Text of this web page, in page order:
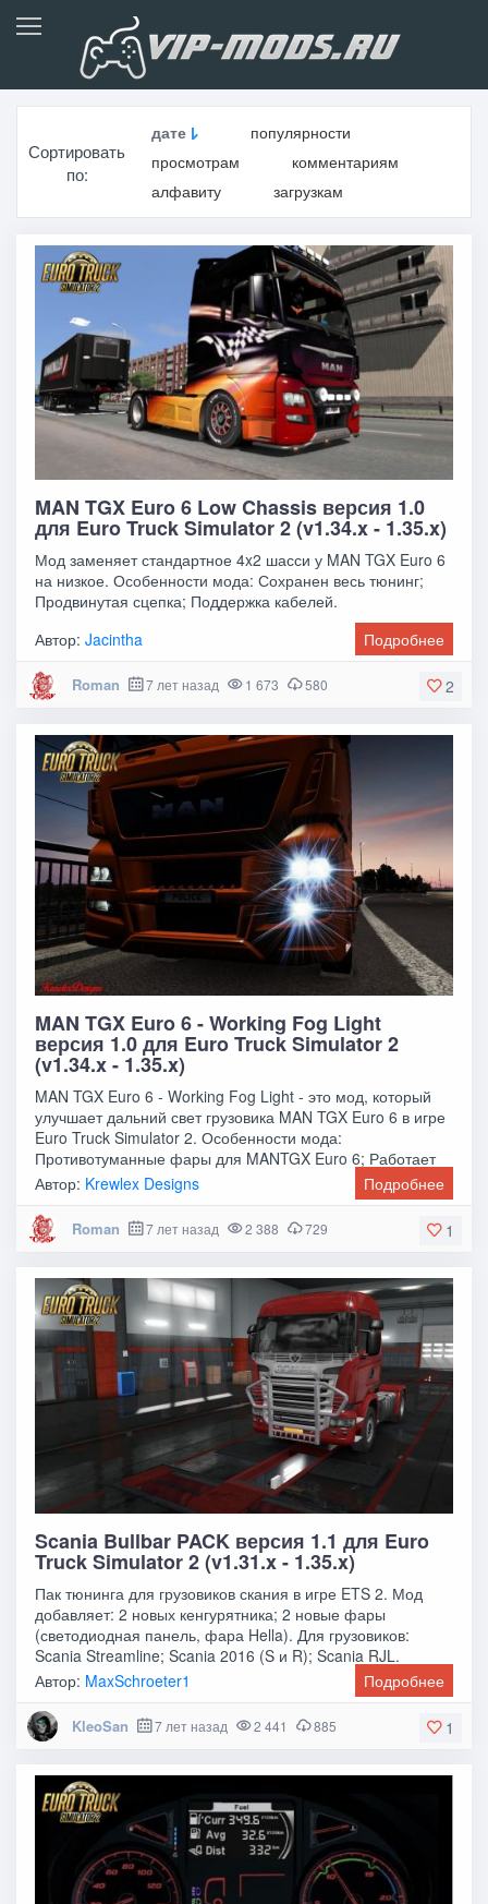
Сортировать
по:
дате
популярности
просмотрам
комментариям
алфавиту
загрузкам
MAN TGX Euro 6 Low Chassis версия 1.0
для Euro Truck Simulator 2 (v1.34.x - 1.35.x)
Мод заменяет стандартное 4x2 шасси у MAN TGX Euro 6
на низкое. Особенности мода: Сохранен весь тюнинг;
Продвинутая сцепка; Поддержка кабелей.
Автор:Jacintha Подробнее
2
Roman 7 лет назад 1 673 580
MAN TGX Euro 6 - Working Fog Light
версия 1.0 для Euro Truck Simulator 2
(v1.34.x - 1.35.x)
MAN TGX Euro 6 - Working Fog Light - это мод, который
улучшает дальний свет грузовика MAN TGX Euro 6 в игре
Euro Truck Simulator 2. Особенности мода:
Противотуманные фары для MANTGX Euro 6; Работает
Автор: Krewlex Designs Подробнее
1
Roman 7 лет назад 2 388 729
Scania Bullbar PACK версия 1.1 для Euro
Truck Simulator 2 (v1.31.x - 1.35.x)
Пак тюнинга для грузовиков скания в игре ETS 2. Мод
добавляет: 2 новых кенгурятника; 2 новые фары
(светодиодная панель, фара Hella). Для грузовиков:
Scania Streamline; Scania 2016 (S и R); Scania RJL.
Автор: MaxSchroeter1 Подробнее
1
KleoSan 7 лет назад 2 441 885